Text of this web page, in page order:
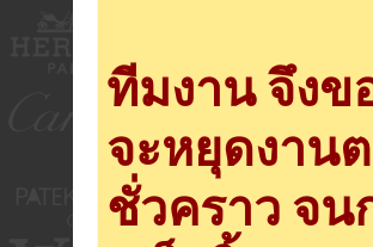
ทีมงาน จึงข
จะหยุดงานต
ชั่วคราว จน